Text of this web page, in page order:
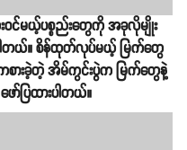
င်မယ့်ပစ္စည်းတွေကို အခုလိုမျိုး
ပါတယ်။ စိန်ထုတ်လုပ်မယ့် မြက်တွေ
စားခဲ့တဲ့ အိမ်ကွင်းပွဲက မြက်တွေနဲ့
ပြထားပါတယ်။